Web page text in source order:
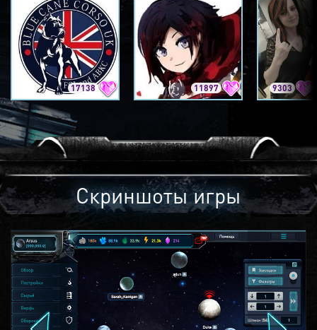
17138 11897 9303
Скриншоты игры